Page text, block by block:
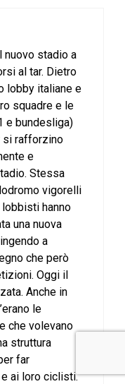
nuovo stadio a
al tar. Dietro
lobby italiane e
squadre e le
e bundesliga)
si rafforzino
e
Stessa
vigorelli
hanno
una nuova
a
che però
Oggi il
Anche in
le
che volevano
struttura
far
ai loro ciclisti.